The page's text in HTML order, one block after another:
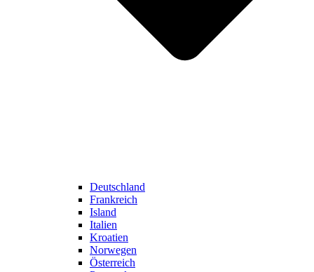
Deutschland
Frankreich
Island
Italien
Kroatien
Norwegen
Österreich